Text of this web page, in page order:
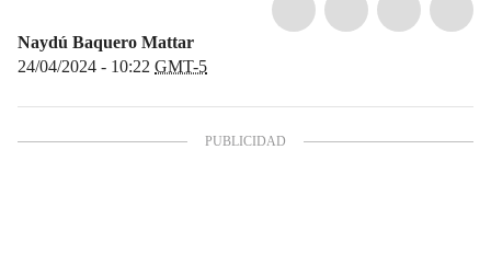
Naydú Baquero Mattar
24/04/2024 - 10:22 GMT-5